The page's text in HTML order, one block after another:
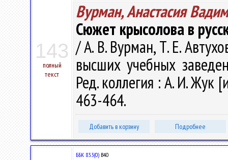
143
полный
текст
Вурман, Анастасия
Сюжет крысолова в
/ А. В. Вурман, Т. Е.
высших учебных
Ред. коллегия : А. И. Жук
463-464.
Добавить в корзину Подробнее
ББК 83.3(0) В40